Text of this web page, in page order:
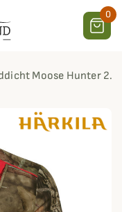
0
Moose Hunter 2.0